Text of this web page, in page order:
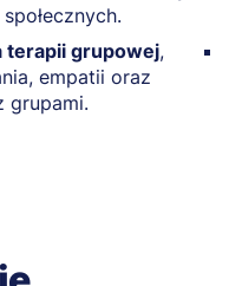
terapii grupowej,
empatii oraz
grupami.